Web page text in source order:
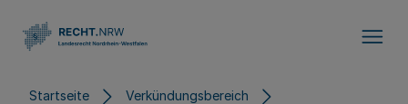
Startseite Verkündungsbereich